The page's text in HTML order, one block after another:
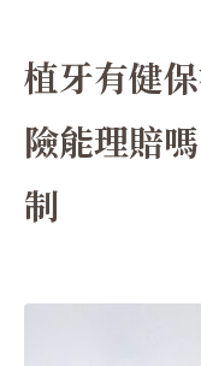
植牙有健
險能理賠
制